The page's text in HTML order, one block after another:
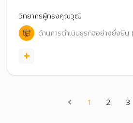
Scores สู่สาธารณะ ตั้งแต่ปี 2569 เป็นต้
วิทยากรผู้ทรงคุณวุฒิ
ด้านการดำเนินธุรกิจอย่างยั่งยืน
1(current)
2 3